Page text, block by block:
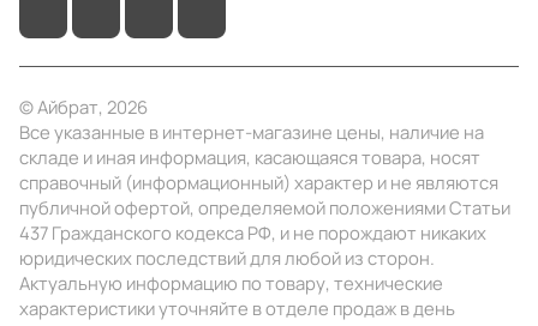
© Айбрат, 2026
Все указанные в интернет-магазине цены, наличие на
складе и иная информация, касающаяся товара, носят
справочный (информационный) характер и не являются
публичной офертой, определяемой положениями Статьи
437 Гражданского кодекса РФ, и не порождают никаких
юридических последствий для любой из сторон.
Актуальную информацию по товару, технические
характеристики уточняйте в отделе продаж в день